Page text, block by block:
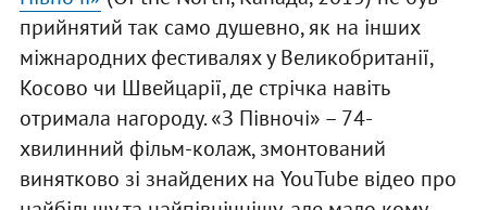
прийнятий так само душевно, як на інших
міжнародних фестивалях у Великобританії,
Косово чи Швейцарії, де стрічка навіть
отримала нагороду. «З Півночі» – 74-
хвилинний фільм-колаж, змонтований
винятково зі знайдених на YouTube відео про